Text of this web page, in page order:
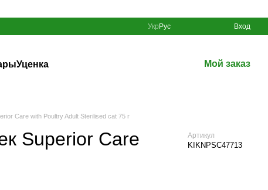
Укр Рус Вход
Уценка Мой заказ
Care with Poultry Adult Sterilised cat 75 г
Superior Care
Артикул
KIKNPSC47713